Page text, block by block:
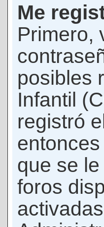
Me
Primero,
posibles
Infantil
registró
que se
foros